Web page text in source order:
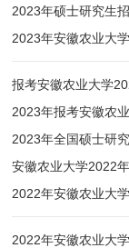
2023年硕士研究生
2023年安徽农业大
报考安徽农业大学
2023年报考安徽农
2023年全国硕士研
安徽农业大学2022
2022年安徽农业大
2022年安徽农业大